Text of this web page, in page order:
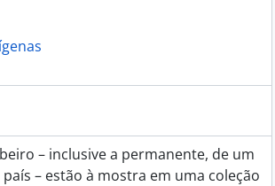
– inclusive a permanente, de um
– estão à mostra em uma coleção